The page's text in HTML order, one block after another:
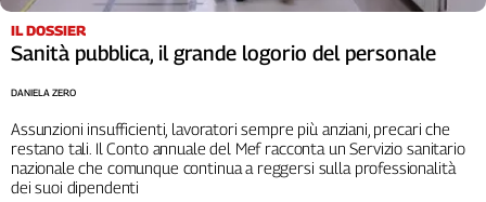
Work
in
L'Italia
nel
Lavoro
Territori
IL DOSSIER
Sanità pubblica, il grande logorio del personale
Assunzioni insufficienti, lavoratori sempre più anziani, precari che
restano tali. Il Conto annuale del Mef racconta un Servizio sanitario
nazionale che comunque continua a reggersi sulla professionalità
dei suoi dipendenti
DANIELA ZERO